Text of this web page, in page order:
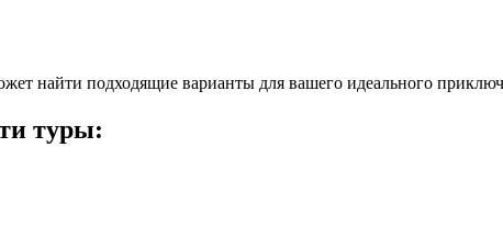
найти подходящие варианты для вашего идеального
туры: